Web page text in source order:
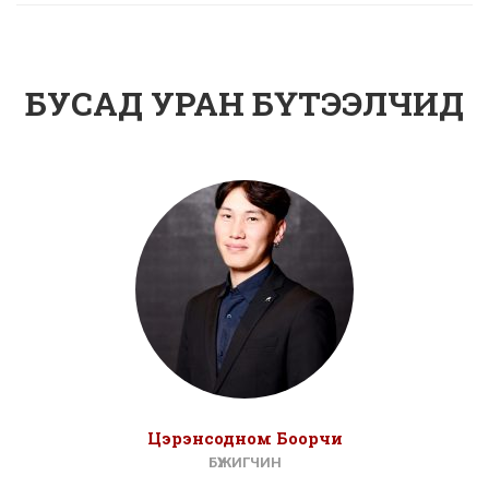
БУСАД УРАН БҮТЭЭЛЧИД
Цэрэнсодном Боорчи
БҮЖИГЧИН